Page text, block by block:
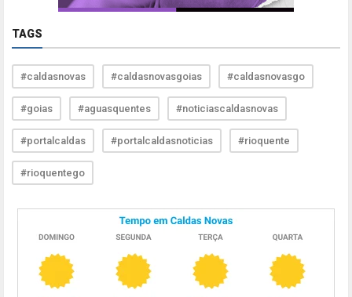
TAGS
#caldasnovas #caldasnovasgoias #caldasnovasgo
#goias #aguasquentes #noticiascaldasnovas
#portalcaldas #portalcaldasnoticias #rioquente
#rioquentego